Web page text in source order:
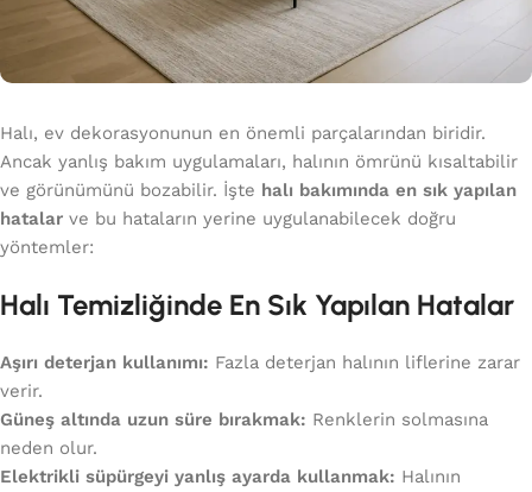
Halı, ev dekorasyonunun en önemli parçalarından biridir.
Ancak yanlış bakım uygulamaları, halının ömrünü kısaltabilir
ve görünümünü bozabilir. İşte halı bakımında en sık yapılan
hatalar ve bu hataların yerine uygulanabilecek doğru
yöntemler:
Halı Temizliğinde En Sık Yapılan Hatalar
Aşırı deterjan kullanımı: Fazla deterjan halının liflerine zarar
verir.
Güneş altında uzun süre bırakmak: Renklerin solmasına
neden olur.
Elektrikli süpürgeyi yanlış ayarda kullanmak: Halının